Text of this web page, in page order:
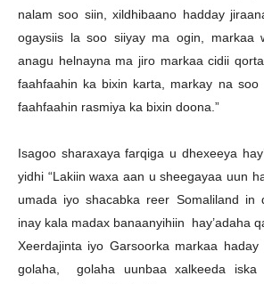
nalam soo siin, xildhibaano hadday
ogaysiis la soo siiyay ma ogin, markaa
anagu helnayna ma jiro markaa cidii
faahfaahin ka bixin karta, markay na soo
faahfaahin rasmiya ka bixin doona.”
Isagoo sharaxaya farqiga u dhexeeya
yidhi “Lakiin waxa aan u sheegayaa uun
umada iyo shacabka reer Somaliland in
inay kala madax banaanyihiin hay’adaha
Xeerdajinta iyo Garsoorka markaa
golaha, golaha uunbaa xalkeeda iska